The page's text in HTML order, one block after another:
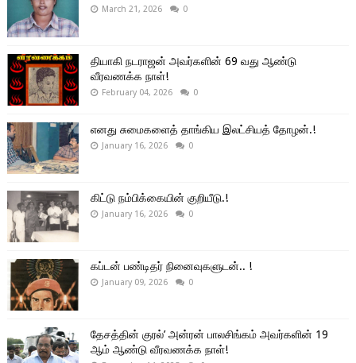
March 21, 2026 0
தியாகி நடராஜன் அவர்களின் 69 வது ஆண்டு
வீரவணக்க நாள்!
February 04, 2026 0
எனது சுமைகளைத் தாங்கிய இலட்சியத் தோழன்.!
January 16, 2026 0
கிட்டு நம்பிக்கையின் குறியீடு.!
January 16, 2026 0
கப்டன் பண்டிதர் நினைவுகளுடன்.. !
January 09, 2026 0
தேசத்தின் குரல்’ அன்ரன் பாலசிங்கம் அவர்களின் 19
ஆம் ஆண்டு வீரவணக்க நாள்!